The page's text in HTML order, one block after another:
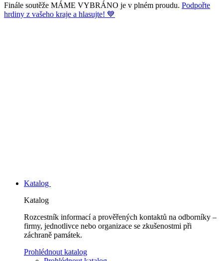
Finále soutěže MÁME VYBRÁNO je v plném proudu. Podpořte
hrdiny z vašeho kraje a hlasujte! 💙
Katalog
Katalog
Rozcestník informací a prověřených kontaktů na odborníky –
firmy, jednotlivce nebo organizace se zkušenostmi při
záchraně památek.
Prohlédnout katalog